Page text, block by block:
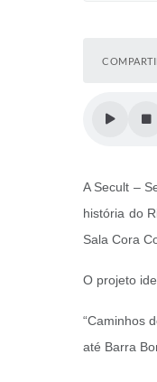
A Secult –
história do
Sala Cora
O projeto
“Caminhos
até Barra